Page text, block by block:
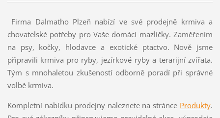
Firma Dalmatho Plzeň nabízí ve své prodejně krmiva a
chovatelské potřeby pro Vaše domácí mazlíčky. Zaměřením
na psy, kočky, hlodavce a exotické ptactvo. Nově jsme
připravili krmiva pro ryby, jezírkové ryby a terarijní zvířata.
Tým s mnohaletou zkušeností odborně poradí při správné
volbě krmiva.
Kompletní nabídku prodejny naleznete na stránce Produkty.